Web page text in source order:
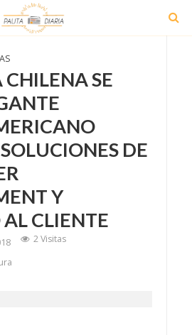
CHILENA SE
DE
Y
CLIENTE
2 Visitas